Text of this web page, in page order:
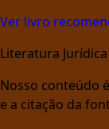
Ver livro
Literatura Jurídica
Nosso conteúdo
e a citação da